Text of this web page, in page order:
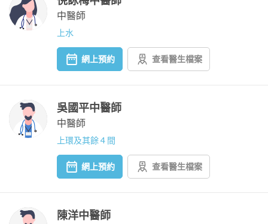
中醫師
上水
網上預約 查看醫生檔案
吳國平中醫師
中醫師
上環及其餘 4 間
網上預約 查看醫生檔案
陳洋中醫師